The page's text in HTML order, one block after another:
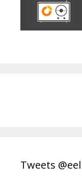
Tweets